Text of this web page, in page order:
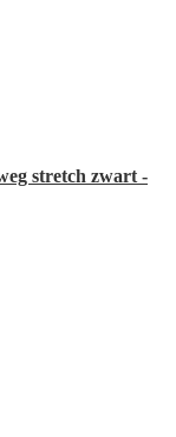
stretch zwart -